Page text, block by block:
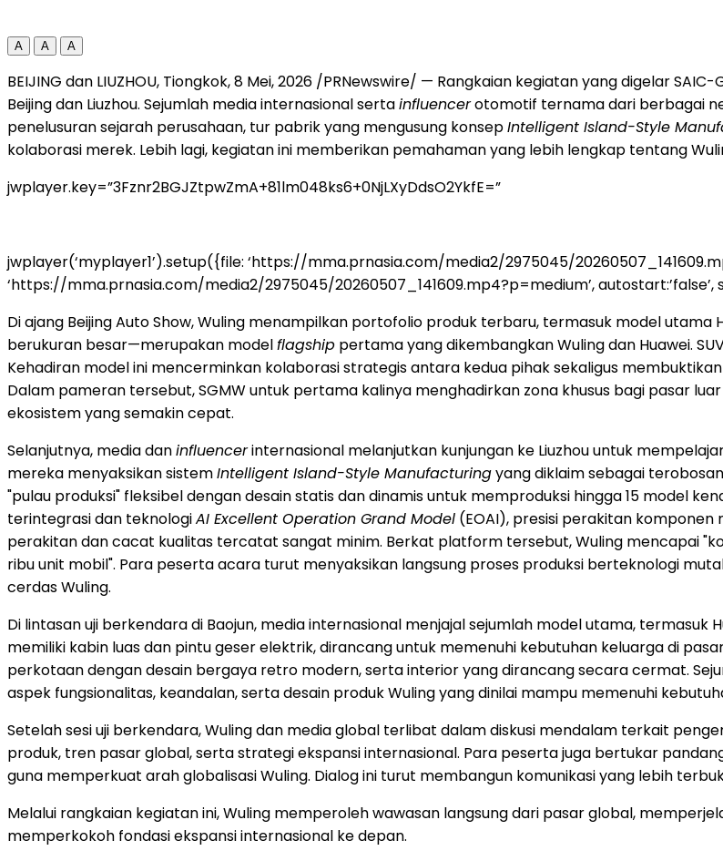
A A A
BEIJING dan LIUZHOU, Tiongkok,8 Mei, 2026 /PRNewswire/ — Rangkaian kegiatan yang digelar
Beijing dan Liuzhou. Sejumlah media internasional sertainfluencerotomotif ternama dari berbagai
penelusuran sejarah perusahaan, tur pabrik yang mengusung konsepIntelligent Island-Style
kolaborasi merek. Lebih lagi, kegiatan ini memberikan pemahaman yang lebih lengkap tentang
jwplayer.key=”3Fznr2BGJZtpwZmA+81lm048ks6+0NjLXyDdsO2YkfE=”
jwplayer(‘myplayer1’).setup({file: ‘https://mma.prnasia.com/media2/2975045/
‘https://mma.prnasia.com/media2/2975045/20260507_141609.mp4?p=medium’, autostart:’false’,
Di ajang Beijing Auto Show, Wuling menampilkan portofolio produk terbaru, termasuk model utama
berukuran besar—merupakan modelflagship pertama yang dikembangkan Wuling dan Huawei.
Kehadiran model ini mencerminkan kolaborasi strategis antara kedua pihak sekaligus
Dalam pameran tersebut, SGMW untuk pertama kalinya menghadirkan zona khusus bagi pasar
ekosistem yang semakin cepat.
Selanjutnya, media daninfluencerinternasional melanjutkan kunjungan ke Liuzhou untuk
mereka menyaksikan sistemIntelligent Island-Style Manufacturingyang diklaim sebagai
"pulau produksi" fleksibel dengan desain statis dan dinamis untuk memproduksi hingga 15 model
terintegrasi dan teknologiAI Excellent Operation Grand Model (EOAI), presisi perakitan
perakitan dan cacat kualitas tercatat sangat minim. Berkat platform tersebut, Wuling mencapai
ribu unit mobil". Para peserta acara turut menyaksikan langsung proses produksi berteknologi
cerdas Wuling.
Di lintasan uji berkendara di Baojun, media internasional menjajal sejumlah model utama, termasuk
memiliki kabin luas dan pintu geser elektrik, dirancang untuk memenuhi kebutuhan keluarga di
perkotaan dengan desain bergaya retro modern, serta interior yang dirancang secara cermat.
aspek fungsionalitas, keandalan, serta desain produk Wuling yang dinilai mampu memenuhi
Setelah sesi uji berkendara, Wuling dan media global terlibat dalam diskusi mendalam terkait
produk, tren pasar global, serta strategi ekspansi internasional. Para peserta juga bertukar
guna memperkuat arah globalisasi Wuling. Dialog ini turut membangun komunikasi yang lebih
Melalui rangkaian kegiatan ini, Wuling memperoleh wawasan langsung dari pasar global,
memperkokoh fondasi ekspansi internasional ke depan.